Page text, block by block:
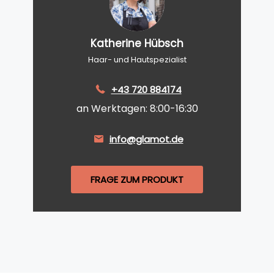
Katherine Hübsch
Haar- und Hautspezialist
+43 720 884174
an Werktagen: 8:00-16:30
info@glamot.de
FRAGE ZUM PRODUKT